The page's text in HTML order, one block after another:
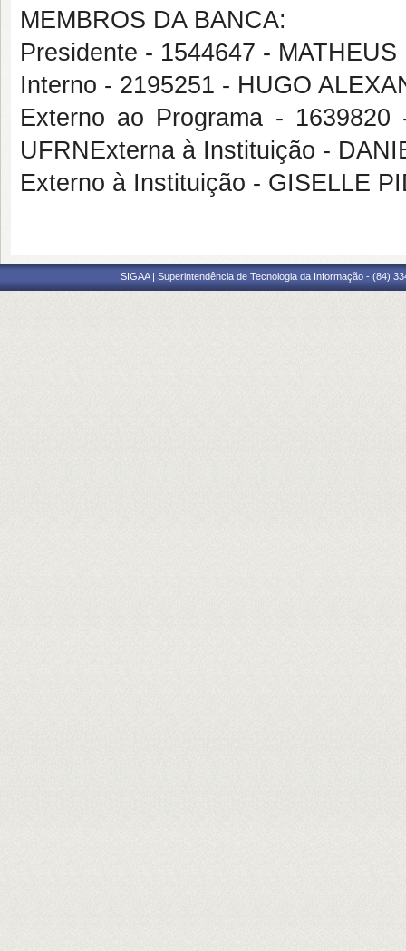
MEMBROS DA BANCA:
Presidente - 1544647 -
Interno - 2195251 - HUGO
Externo ao Programa -
UFRNExterna à Instituição -
Externo à Instituição - GISELLE
SIGAA | Superintendência de Tecnologia da Informação - (84)